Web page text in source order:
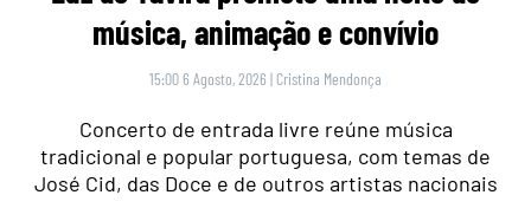
música, animação e convívio
15:00 6 Agosto, 2026 | Cristina Mendonça
Concerto de entrada livre reúne música
tradicional e popular portuguesa, com temas de
José Cid, das Doce e de outros artistas nacionais